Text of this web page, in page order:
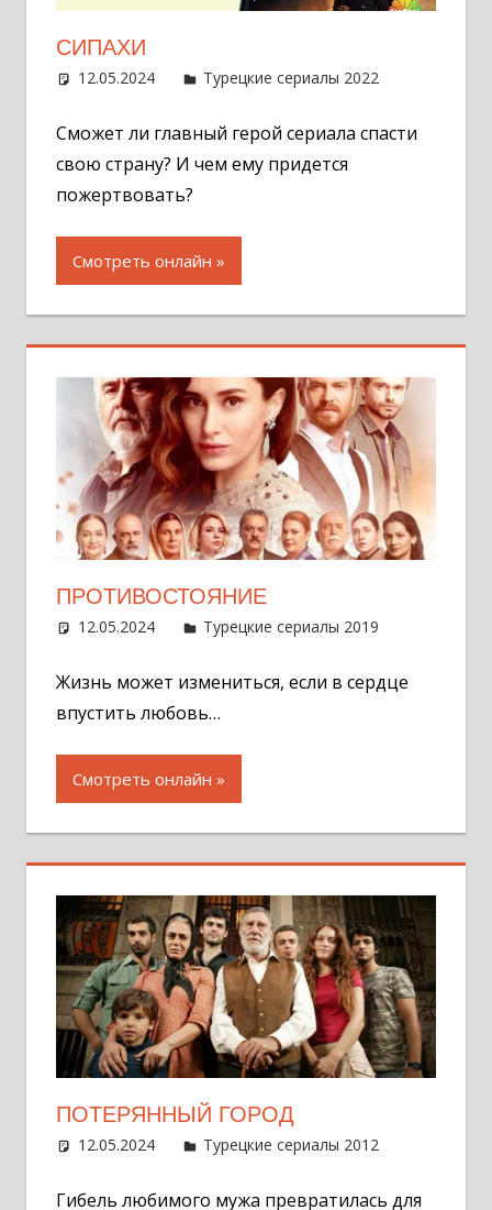
СИПАХИ
12.05.2024 Администратор
Турецкие сериалы 2022
Сможет ли главный герой сериала спасти
свою страну? И чем ему придется
пожертвовать?
Смотреть онлайн
ПРОТИВОСТОЯНИЕ
12.05.2024 Администратор
Турецкие сериалы 2019
Жизнь может измениться, если в сердце
впустить любовь…
Смотреть онлайн
ПОТЕРЯННЫЙ ГОРОД
12.05.2024 Администратор
Турецкие сериалы 2012
Гибель любимого мужа превратилась для